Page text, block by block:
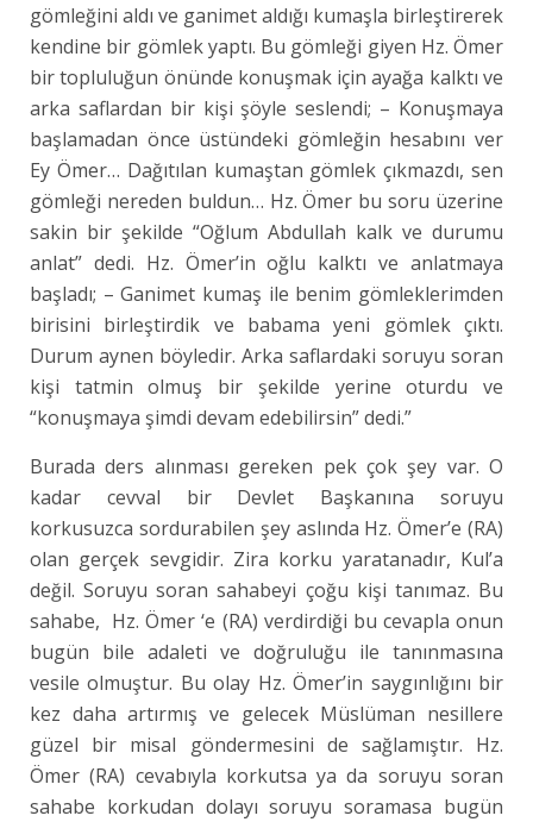
gömleğini aldı ve ganimet aldığı kumaşla birleştirerek
kendine bir gömlek yaptı. Bu gömleği giyen Hz. Ömer
bir topluluğun önünde konuşmak için ayağa kalktı ve
arka saflardan bir kişi şöyle seslendi; – Konuşmaya
başlamadan önce üstündeki gömleğin hesabını ver
Ey Ömer… Dağıtılan kumaştan gömlek çıkmazdı, sen
gömleği nereden buldun… Hz. Ömer bu soru üzerine
sakin bir şekilde “Oğlum Abdullah kalk ve durumu
anlat” dedi. Hz. Ömer’in oğlu kalktı ve anlatmaya
başladı; – Ganimet kumaş ile benim gömleklerimden
birisini birleştirdik ve babama yeni gömlek çıktı.
Durum aynen böyledir. Arka saflardaki soruyu soran
kişi tatmin olmuş bir şekilde yerine oturdu ve
“konuşmaya şimdi devam edebilirsin” dedi.”
Burada ders alınması gereken pek çok şey var. O
kadar cevval bir Devlet Başkanına soruyu
korkusuzca sordurabilen şey aslında Hz. Ömer’e (RA)
olan gerçek sevgidir. Zira korku yaratanadır, Kul’a
değil. Soruyu soran sahabeyi çoğu kişi tanımaz. Bu
sahabe, Hz. Ömer ‘e (RA) verdirdiği bu cevapla onun
bugün bile adaleti ve doğruluğu ile tanınmasına
vesile olmuştur. Bu olay Hz. Ömer’in saygınlığını bir
kez daha artırmış ve gelecek Müslüman nesillere
güzel bir misal göndermesini de sağlamıştır. Hz.
Ömer (RA) cevabıyla korkutsa ya da soruyu soran
sahabe korkudan dolayı soruyu soramasa bugün